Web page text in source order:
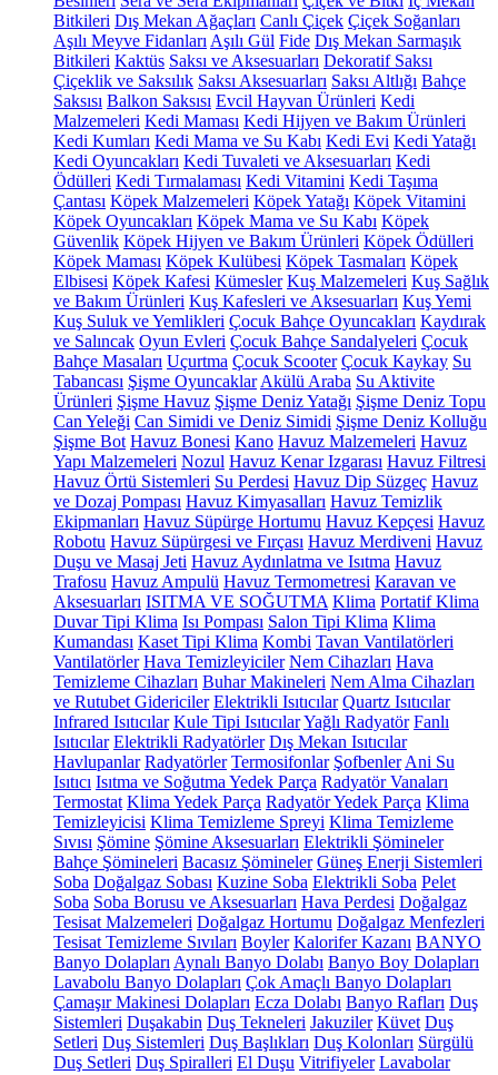
Bitkileri Dış Mekan Ağaçları Canlı Çiçek Çiçek Soğanları
Aşılı Meyve Fidanları Aşılı Gül Fide Dış Mekan Sarmaşık
Bitkileri Kaktüs Saksı ve Aksesuarları Dekoratif Saksı
Çiçeklik ve Saksılık Saksı Aksesuarları Saksı Altlığı Bahçe
Saksısı Balkon Saksısı Evcil Hayvan Ürünleri Kedi
Malzemeleri Kedi Maması Kedi Hijyen ve Bakım Ürünleri
Kedi Kumları Kedi Mama ve Su Kabı Kedi Evi Kedi Yatağı
Kedi Oyuncakları Kedi Tuvaleti ve Aksesuarları Kedi
Ödülleri Kedi Tırmalaması Kedi Vitamini Kedi Taşıma
Çantası Köpek Malzemeleri Köpek Yatağı Köpek Vitamini
Köpek Oyuncakları Köpek Mama ve Su Kabı Köpek
Güvenlik Köpek Hijyen ve Bakım Ürünleri Köpek Ödülleri
Köpek Maması Köpek Kulübesi Köpek Tasmaları Köpek
Elbisesi Köpek Kafesi Kümesler Kuş Malzemeleri Kuş Sağlık
ve Bakım Ürünleri Kuş Kafesleri ve Aksesuarları Kuş Yemi
Kuş Suluk ve Yemlikleri Çocuk Bahçe Oyuncakları Kaydırak
ve Salıncak Oyun Evleri Çocuk Bahçe Sandalyeleri Çocuk
Bahçe Masaları Uçurtma Çocuk Scooter Çocuk Kaykay Su
Tabancası Şişme Oyuncaklar Akülü Araba Su Aktivite
Ürünleri Şişme Havuz Şişme Deniz Yatağı Şişme Deniz Topu
Can Yeleği Can Simidi ve Deniz Simidi Şişme Deniz Kolluğu
Şişme Bot Havuz Bonesi Kano Havuz Malzemeleri Havuz
Yapı Malzemeleri Nozul Havuz Kenar Izgarası Havuz Filtresi
Havuz Örtü Sistemleri Su Perdesi Havuz Dip Süzgeç Havuz
ve Dozaj Pompası Havuz Kimyasalları Havuz Temizlik
Ekipmanları Havuz Süpürge Hortumu Havuz Kepçesi Havuz
Robotu Havuz Süpürgesi ve Fırçası Havuz Merdiveni Havuz
Duşu ve Masaj Jeti Havuz Aydınlatma ve Isıtma Havuz
Trafosu Havuz Ampulü Havuz Termometresi Karavan ve
Aksesuarları ISITMA VE SOĞUTMA Klima Portatif Klima
Duvar Tipi Klima Isı Pompası Salon Tipi Klima Klima
Kumandası Kaset Tipi Klima Kombi Tavan Vantilatörleri
Vantilatörler Hava Temizleyiciler Nem Cihazları Hava
Temizleme Cihazları Buhar Makineleri Nem Alma Cihazları
ve Rutubet Gidericiler Elektrikli Isıtıcılar Quartz Isıtıcılar
Infrared Isıtıcılar Kule Tipi IsıtıcılarYağlı Radyatör Fanlı
Isıtıcılar Elektrikli Radyatörler Dış Mekan Isıtıcılar
Havlupanlar Radyatörler Termosifonlar Şofbenler Ani Su
Isıtıcı Isıtma ve Soğutma Yedek Parça Radyatör Vanaları
Termostat Klima Yedek Parça Radyatör Yedek Parça Klima
Temizleyicisi Klima Temizleme Spreyi Klima Temizleme
Sıvısı Şömine Şömine Aksesuarları Elektrikli Şömineler
Bahçe Şömineleri Bacasız Şömineler Güneş Enerji Sistemleri
Soba Doğalgaz Sobası Kuzine Soba Elektrikli Soba Pelet
Soba Soba Borusu ve Aksesuarları Hava Perdesi Doğalgaz
Tesisat Malzemeleri Doğalgaz Hortumu Doğalgaz Menfezleri
Tesisat Temizleme Sıvıları Boyler Kalorifer Kazanı BANYO
Banyo Dolapları Aynalı Banyo Dolabı Banyo Boy Dolapları
Lavabolu Banyo Dolapları Çok Amaçlı Banyo Dolapları
Çamaşır Makinesi Dolapları Ecza Dolabı Banyo Rafları Duş
Sistemleri Duşakabin Duş Tekneleri Jakuziler Küvet Duş
Setleri Duş Sistemleri Duş Başlıkları Duş Kolonları Sürgülü
Duş Setleri Duş Spiralleri El Duşu Vitrifiyeler Lavabolar